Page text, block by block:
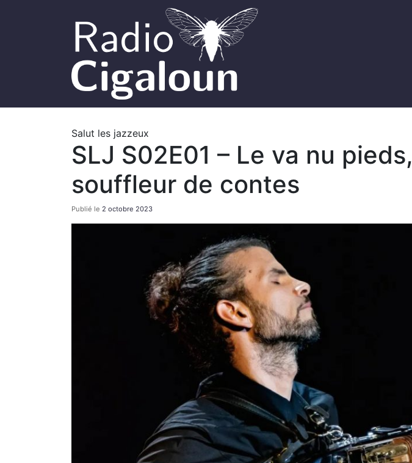
Salut les jazzeux
SLJ S02E01 – Le va nu pieds,
souffleur de contes
Publié le 2 octobre 2023